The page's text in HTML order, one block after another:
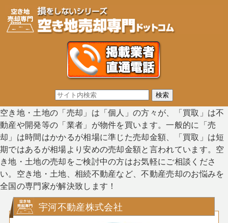
空き地・土地の「売却」は「個人」の方々が、「買取」は不
動産や開発等の「業者」が物件を買います。一般的に「売
却」は時間はかかるが相場に準じた売却金額、「買取」は短
期ではあるが相場より安めの売却金額と言われています。空
き地・土地の売却をご検討中の方はお気軽にご相談くださ
い。空き地・土地、相続不動産など、不動産売却のお悩みを
全国の専門家が解決致します！
宇河不動産株式会社